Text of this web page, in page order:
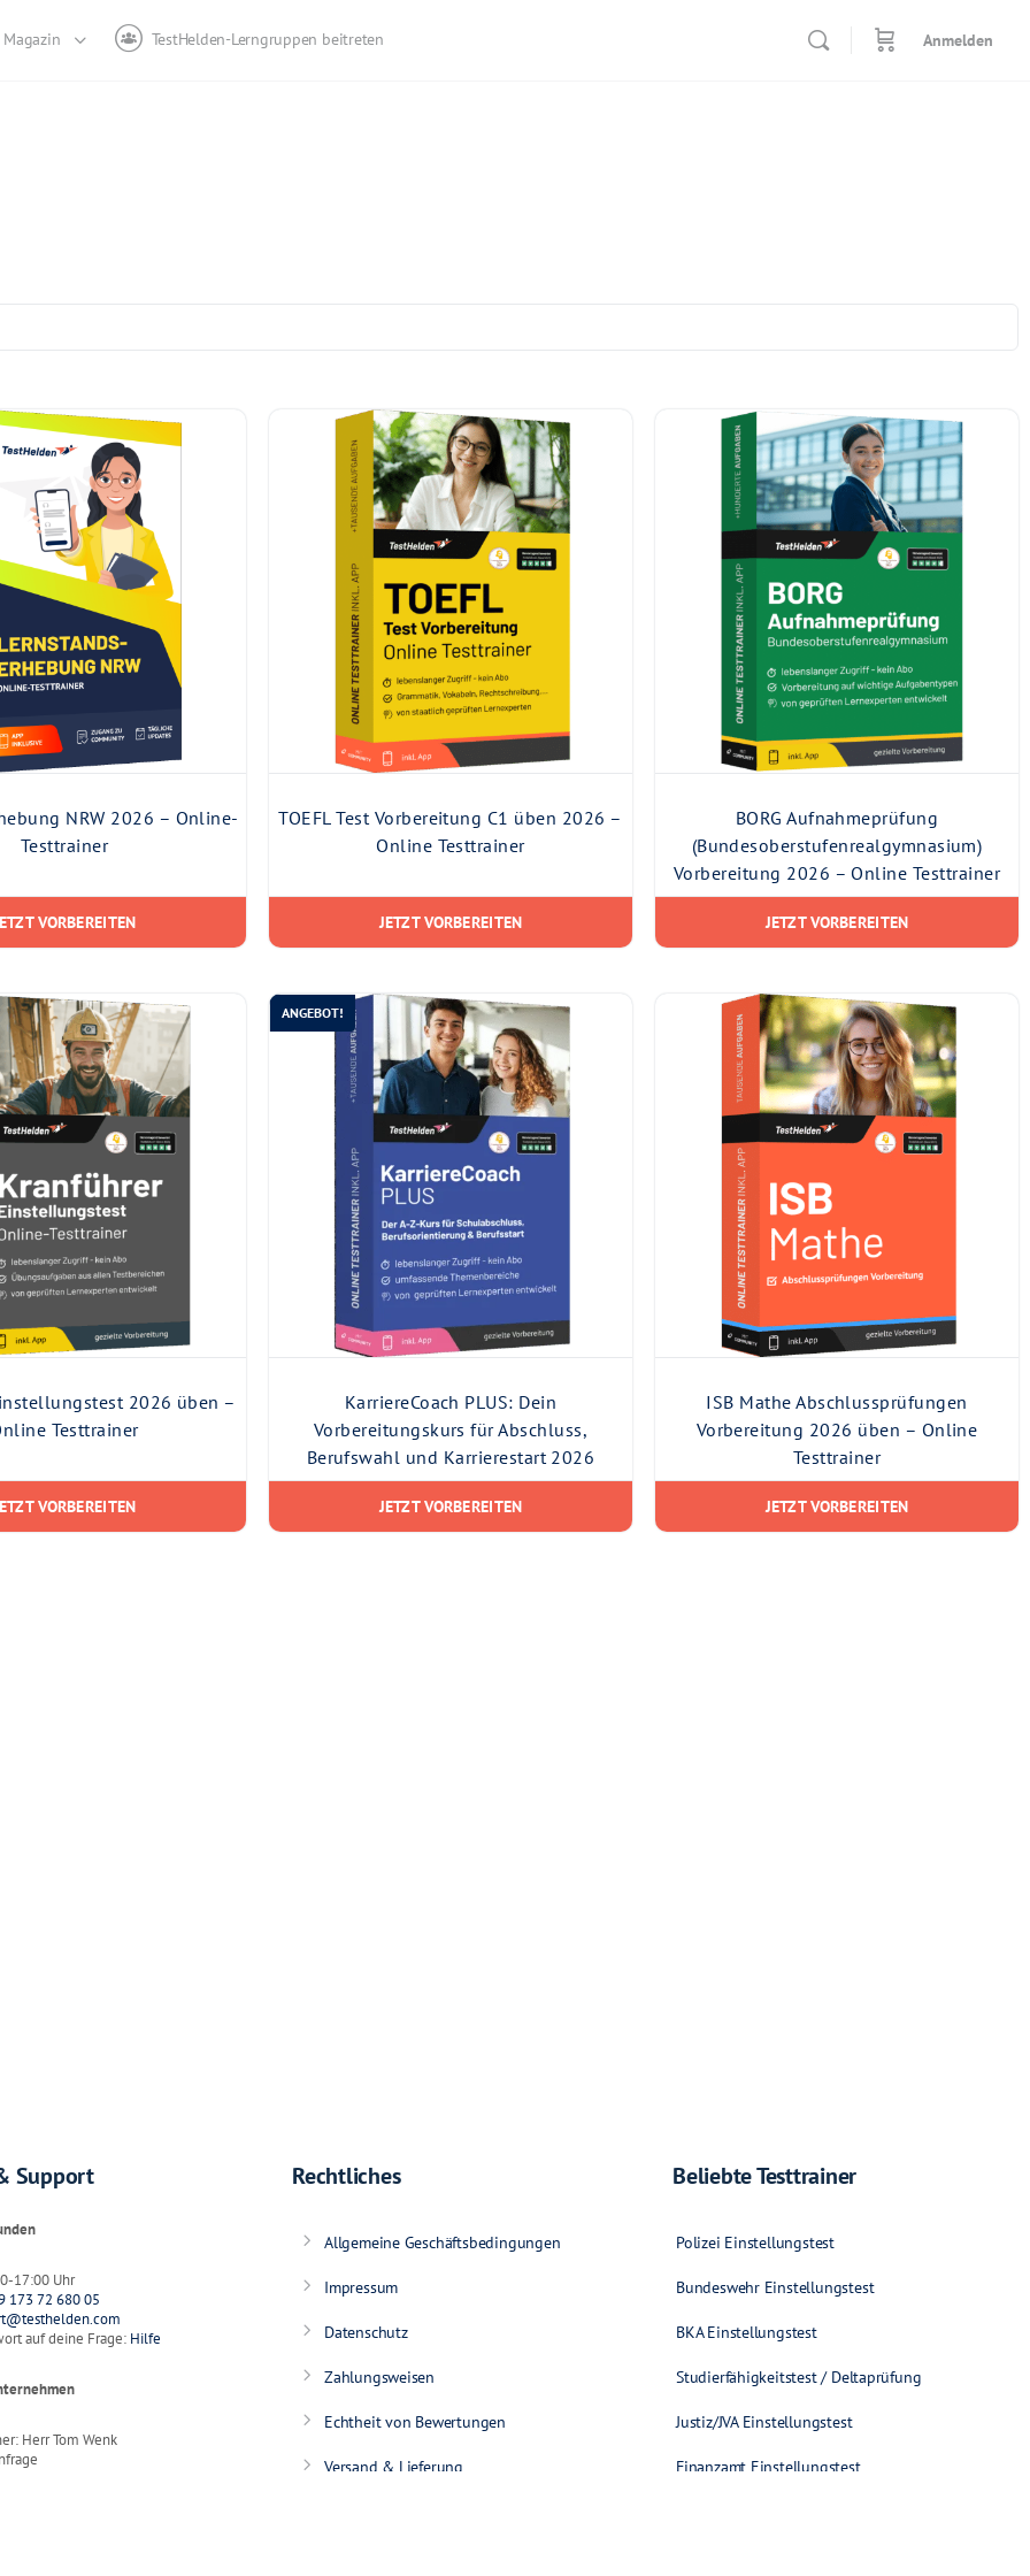
Magazin TestHelden-Lerngruppen beitreten Anmelden
NRW 2026 – Online-
Testtrainer
VORBEREITEN
TOEFL Test Vorbereitung C1 üben 2026 –
Online Testtrainer
JETZT VORBEREITEN
BORG Aufnahmeprüfung
(Bundesoberstufenrealgymnasium)
Vorbereitung 2026 – Online Testtrainer
JETZT VORBEREITEN
2026 üben –
Testtrainer
VORBEREITEN
ANGEBOT!
KarriereCoach PLUS: Dein
Vorbereitungskurs für Abschluss,
Berufswahl und Karrierestart 2026
JETZT VORBEREITEN
ISB Mathe Abschlussprüfungen
Vorbereitung 2026 üben – Online
Testtrainer
JETZT VORBEREITEN
Support
17:00 Uhr
173 72 680 05
auf deine Frage: Hilfe
Herr Tom Wenk
Rechtliches
Allgemeine Geschäftsbedingungen
Impressum
Datenschutz
Zahlungsweisen
Echtheit von Bewertungen
Versand & Lieferung
Beliebte Testtrainer
Polizei Einstellungstest
Bundeswehr Einstellungstest
BKA Einstellungstest
Studierfähigkeitstest / Deltaprüfung
Justiz/JVA Einstellungstest
Finanzamt Einstellungstest